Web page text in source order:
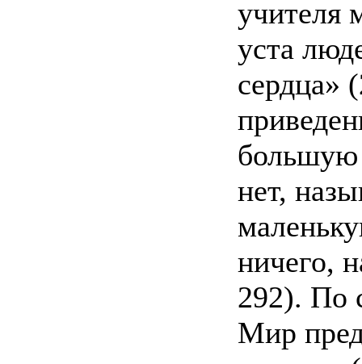
учителя
уста
сердца»
большую
нет,
ничего,
292). По
Мир